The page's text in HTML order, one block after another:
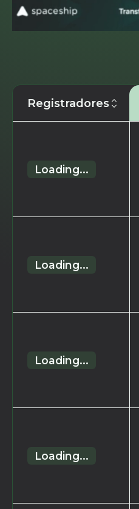
Registradores
Loading...
Loading...
Loading...
Loading...